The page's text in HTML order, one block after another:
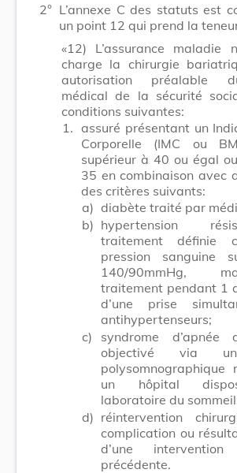
2° L’annexe C des statuts est
un point 12 qui prend la
«12) L’assurance maladie
charge la chirurgie
autorisation préalable
médical de la sécurité
conditions suivantes:
1. assuré présentant un
Corporelle (IMC ou
supérieur à 40 ou égal
35 en combinaison avec
des critères suivants:
a) diabète traité par
b) hypertension
traitement définie
pression sanguine
140/90mmHg,
traitement pendant 1
d’une prise
antihypertenseurs;
c)
syndrome d’apnée
objectivé via
polysomnographique
un hôpital
laboratoire du
d) réintervention
complication ou
d’une intervention
précédente.